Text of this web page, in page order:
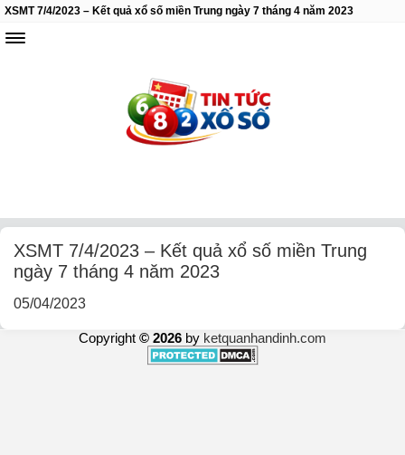
XSMT 7/4/2023 – Kết quả xổ số miền Trung ngày 7 tháng 4 năm 2023
XSMT 7/4/2023 – Kết quả xổ số miền Trung
ngày 7 tháng 4 năm 2023
05/04/2023
Copyright © 2026 by ketquanhandinh.com